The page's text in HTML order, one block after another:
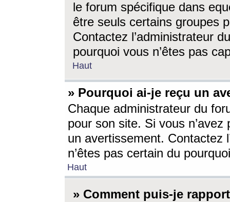
le forum spécifique dans
être seuls certains groupes
Contactez l’administrateur
pourquoi vous n’êtes pas
Haut
» Pourquoi ai-je reçu un
Chaque administrateur du
pour son site. Si vous
un avertissement. Contactez
n’êtes pas certain du
Haut
» Comment puis-je